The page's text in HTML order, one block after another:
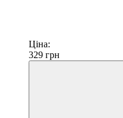
Ціна:
329 грн